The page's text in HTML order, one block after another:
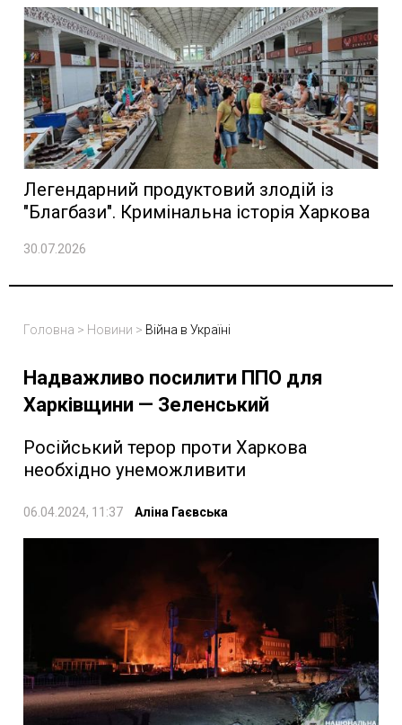
Легендарний продуктовий злодій із
"Благбази". Кримінальна історія Харкова
30.07.2026
Головна > Новини > Війна в Україні
Надважливо посилити ППО для
Харківщини — Зеленський
Російський терор проти Харкова
необхідно унеможливити
06.04.2024, 11:37 Аліна Гаєвська